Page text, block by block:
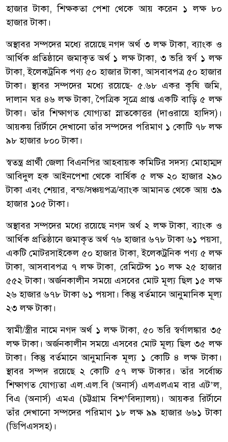
হাজার টাকা, শিক্ষকতা পেশা থেকে আয় করেন ১ লক্ষ ৮০
হাজার টাকা।
অস্থাবর সম্পদের মধ্যে রয়েছে নগদ অর্থ ৩ লক্ষ টাকা, ব্যাংক ও
আর্থিক প্রতিষ্ঠানে জমাকৃত অর্থ ১ লক্ষ টাকা, ৩ ভরি স্বর্ণ ১ লক্ষ
টাকা, ইলেকট্রনিক পণ্য ৫০ হাজার টাকা, আসবাবপত্র ৫০ হাজার
টাকা। স্থাবর সম্পদের মধ্যে রয়েছে- ৫.৬৮ একর কৃষি জমি,
দালান ঘর ৪৬ লক্ষ টাকা, পৈত্রিক সূত্রে প্রাপ্ত একটি বাড়ি ৫ লক্ষ
টাকা। তাঁর শিক্ষাগত যোগ্যতা স্নাতকোত্তর (দাওরায়ে হাদিস)।
আয়কয় রির্টানে দেখানো তাঁর সম্পদের পরিমাণ ১ কোটি ৭৮ লক্ষ
৯৮ হাজার ৮০০ টাকা।
স্বতন্ত্র প্রার্থী জেলা বিএনপির আহবায়ক কমিটির সদস্য মোহাম্মদ
আবিদুল হক আইনপেশা থেকে বার্ষিক ৫ লক্ষ ২০ হাজার ২৯০
টাকা এবং শেয়ার, বন্ড/সঞ্চয়পত্র/ব্যাংক আমানত থেকে আয় ৩৯
হাজার ১০৫ টাকা।
অস্থাবর সম্পদের মধ্যে রয়েছে নগদ অর্থ ২ লক্ষ টাকা, ব্যাংক ও
আর্থিক প্রতিষ্ঠানে জমাকৃত অর্থ ৭৬ হাজার ৬৭৮ টাকা ৬১ পয়সা,
একটি মোটরসাইকেল ৫০ হাজার টাকা, ইলেকট্রনিক পণ্য ৫ লক্ষ
টাকা, আসবাবপত্র ৭ লক্ষ টাকা, রেমিটেন্স ১০ লক্ষ ২৫ হাজার
৫৫২ টাকা। অর্জনকালীন সময়ে এসবের মোট মূল্য ছিল ১৫ লক্ষ
২৬ হাজার ৬৭৮ টাকা ৬১ পয়সা। কিন্তু বর্তমানে আনুমানিক মূল্য
২৩ লক্ষ টাকা।
স্বামী/স্ত্রীর নামে নগদ অর্থ ১ লক্ষ টাকা, ৫০ ভরি স্বর্ণালঙ্কার ৩৫
লক্ষ টাকা। অর্জনকালীন সময়ে এসবের মোট মূল্য ছিল ৩৫ লক্ষ
টাকা। কিন্তু বর্তমানে আনুমানিক মূল্য ১ কোটি ৪ লক্ষ টাকা।
স্থাবর সম্পদ রয়েছে ২ কোটি ৫৭ লক্ষ টাকার। তাঁর সর্বোচ্চ
শিক্ষাগত যোগ্যতা এল.এল.বি (অনার্স) এলএলএম বার এট’ল,
বিএ (অনার্স) এমএ (চট্টগ্রাম বিশ^বিদ্যালয়)। আয়কর রির্টানে
তাঁর দেখানো সম্পদের পরিমাণ ১৮ লক্ষ ৯৯ হাজার ৬৬১ টাকা
(ডিপিএসসহ)।